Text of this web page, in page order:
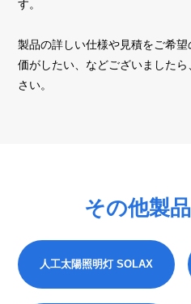
す。
製品の詳しい仕様や見積をご希
価がしたい、などございました
さい。
その他製
人工太陽照明灯 SOLAX